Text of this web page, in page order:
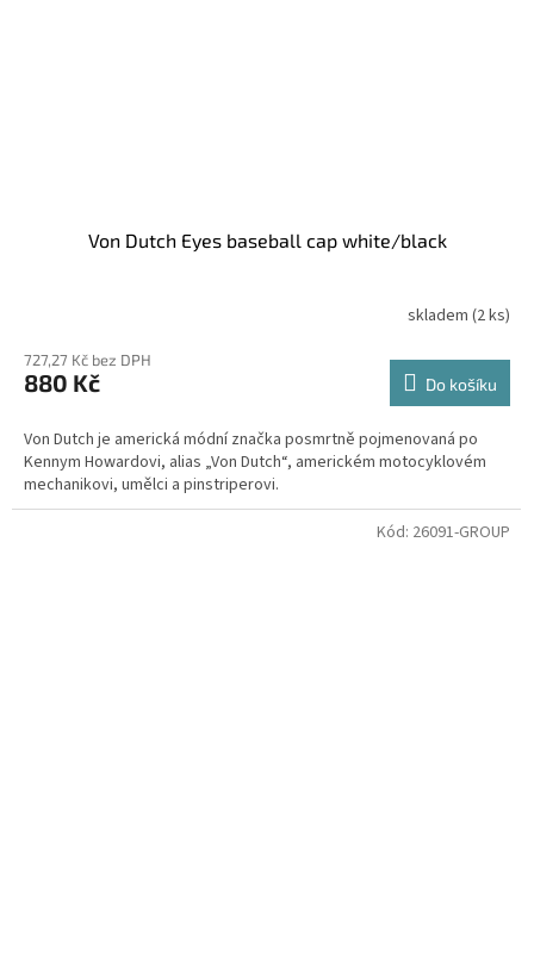
Von Dutch Eyes baseball cap white/black
skladem (2 ks)
727,27 Kč bez DPH
880 Kč Do košíku
Von Dutch je americká módní značka posmrtně pojmenovaná po
Kennym Howardovi, alias „Von Dutch“, americkém motocyklovém
mechanikovi, umělci a pinstriperovi.
Kód: 26091-GROUP